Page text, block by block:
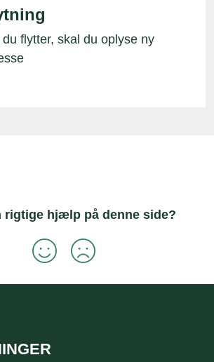
du flytter, skal du oplyse ny
rigtige hjælp på denne side?